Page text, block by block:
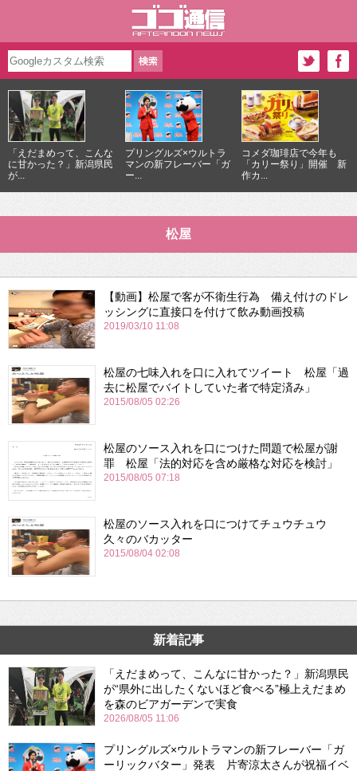
「えだまめって、こんな
に甘かった？」新潟県民
が...
プリングルズ×ウルトラ
マンの新フレーバー「ガ
ー...
コメダ珈琲店で今年も
「カリー祭り」開催 新
作カ...
松屋
【動画】松屋で客が不衛生行為 備え付けのドレ
ッシングに直接口を付けて飲み動画投稿
2019/03/10 11:08
松屋の七味入れを口に入れてツイート 松屋「過
去に松屋でバイトしていた者で特定済み」
2015/08/05 02:26
松屋のソース入れを口につけた問題で松屋が謝
罪 松屋「法的対応を含め厳格な対応を検討」
2015/08/05 07:18
松屋のソース入れを口につけてチュウチュウ
久々のバカッター
2015/08/04 02:08
新着記事
「えだまめって、こんなに甘かった？」新潟県民
が“県外に出したくないほど食べる”極上えだまめ
を森のビアガーデンで実食
2026/08/05 11:06
プリングルズ×ウルトラマンの新フレーバー「ガ
ーリックバター」発表 片寄涼太さんが祝福イベ